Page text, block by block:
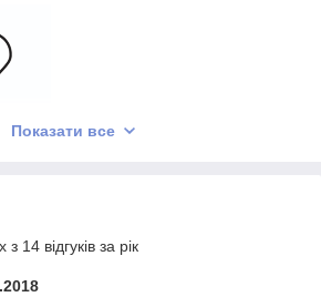
доставка по всей Украине! При
Показати все
14 відгуків за рік